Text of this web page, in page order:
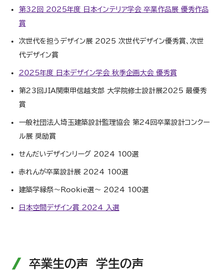
第32回 2025年度 日本インテリア学会 卒業作品展 優秀作品
賞
次世代を担うデザイン展 2025 次世代デザイン優秀賞、次世
代デザイン賞
2025年度 日本デザイン学会 秋季企画大会 優秀賞
第23回JIA関東甲信越支部 大学院修士設計展2025 最優秀
賞
一般社団法人埼玉建築設計監理協会 第24回卒業設計コンクー
ル展 奨励賞
せんだいデザインリーグ 2024 100選
赤れんが卒業設計展 2024 100選
建築学縁祭～Rookie選～ 2024 100選
日本空間デザイン賞 2024 入選
卒業生の声 学生の声